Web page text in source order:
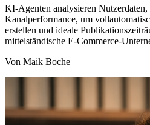
KI-Agenten analysieren Nutzerdaten,
Kanalperformance, um
erstellen und ideale
mittelständische E-Commerce-
Von Maik Boche